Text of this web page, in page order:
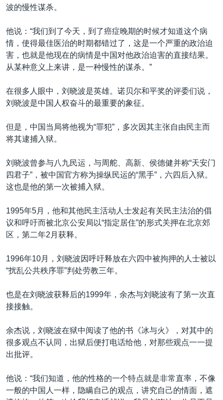
波的慢性谋杀。
他说：“我们到了今天，到了癌症晚期的时候才知道这个病
情，使得最佳医治的时期都错过了，这是一个严重的政治迫
害，也就是他现在的病情是中国对他政治迫害的直接结果。
从某种意义上来讲，是一种慢性的谋杀。”
在很多人眼中，刘晓波是英雄。诺贝尔和平奖的评委们说，
刘晓波是中国人权奋斗的最重要的象征。
但是，中国当局将他视为“罪犯”，多次因其主张自由民主而
将其逮捕入狱。
刘晓波曾参与八九民运，与周舵、高新、侯德健并称“天安门
四君子”，被中国官方称为操纵民运的“黑手”，六四后入狱。
这也是他的第一次被捕入狱。
1995年5月，他和其他民主活动人士发起有关民主法治的倡
议和呼吁而被北京公安局以“指定居住”的形式关押在北京郊
区，第二年2月获释。
1996年10月，刘晓波因呼吁释放在六四中被拘押的人士被以
“扰乱公共秩序罪”判处劳教三年。
也是在刘晓波获释后的1999年，余杰与刘晓波有了第一次直
接接触。
余杰说，刘晓波在狱中阅读了他的书《冰与火》，对其中的
很多观点不认同，出狱后便打电话给他，对那些观点一一提
出批评。
他说：“我们知道，他的性格的一个特点就是非常直率，不像
一般的中国人一样，隐瞒自己的观点，讲究自己的情面，遮